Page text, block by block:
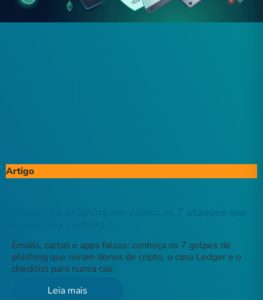
Artigo
Emails, cartas e apps falsos: conheça os 7 golpes de
phishing que miram donos de cripto, o caso Ledger e o
checklist para nunca cair.
Leia mais